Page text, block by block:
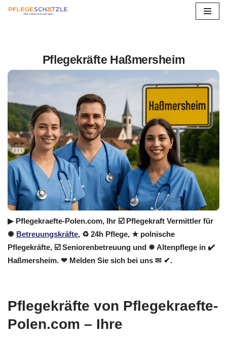
Pflegekräfte Haßmersheim
▶︎ Pflegekraefte-Polen.com, Ihr ☑️ Pflegekraft Vermittler für
✺ Betreuungskräfte, ♻ 24h Pflege, ★ polnische
Pflegekräfte, ☑️ Seniorenbetreuung und ✹ Altenpflege in ✔️
Haßmersheim. ❤ Melden Sie sich bei uns ✉ ✔.
Pflegekräfte von Pflegekraefte-
Polen.com – Ihre